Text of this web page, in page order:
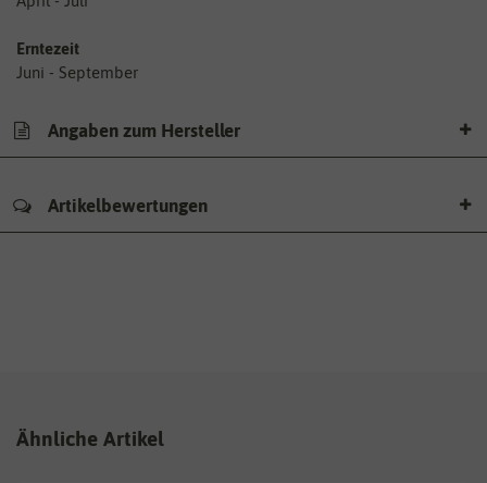
Erntezeit
Juni - September
Angaben zum Hersteller
Artikelbewertungen
Ähnliche Artikel